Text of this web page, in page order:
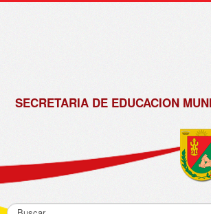
SECRETARIA DE EDUCACION
de